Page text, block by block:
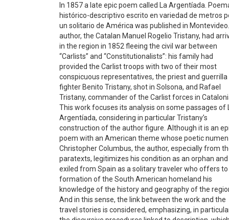
In 1857 a late epic poem called La Argentíada.
histórico-descriptivo escrito en variedad de metros
un solitario de América was published in
author, the Catalan Manuel Rogelio Tristany, had
in the region in 1852 fleeing the civil war between
“Carlists” and “Constitutionalists”: his family had
provided the Carlist troops with two of their most
conspicuous representatives, the priest and guerrilla
fighter Benito Tristany, shot in Solsona, and Rafael
Tristany, commander of the Carlist forces in
This work focuses its analysis on some passages of
Argentíada, considering in particular Tristany’s
construction of the author figure. Although it is an
poem with an American theme whose poetic
Christopher Columbus, the author, especially from
paratexts, legitimizes his condition as an orphan and
exiled from Spain as a solitary traveler who offers
formation of the South American homeland his
knowledge of the history and geography of the
And in this sense, the link between the work and the
travel stories is considered, emphasizing, in